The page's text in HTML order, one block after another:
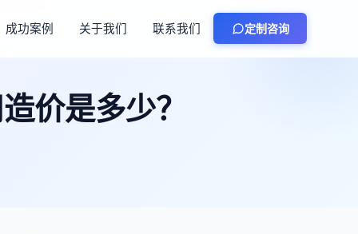
成功案例 关于我们 联系我们 定制咨询
价是多少？